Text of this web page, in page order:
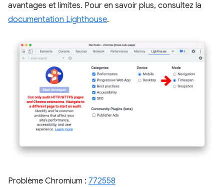
avantages et limites. Pour en savoir plus, consultez la
documentation Lighthouse.
Problème Chromium : 772558